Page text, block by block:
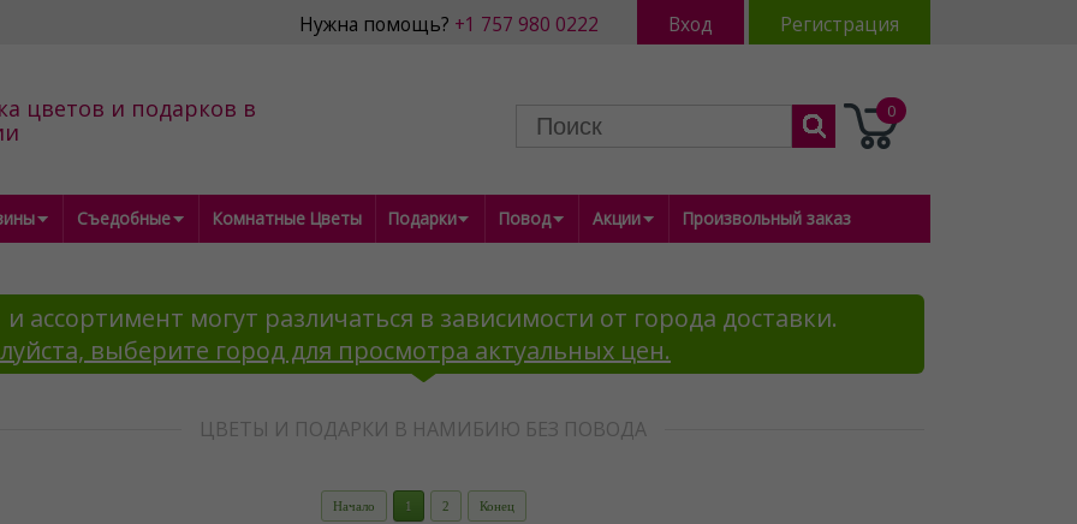
Нужна помощь? +1 757 980 0222 Вход Регистрация
цветов и подарков в
0
Съедобные Комнатные Цветы Подарки Повод Акции Произвольный заказ
ассортимент могут различаться в зависимости от города доставки.
выберите город для просмотра актуальных цен.
ЦВЕТЫ И ПОДАРКИ В НАМИБИЮ БЕЗ ПОВОДА
Начало 1 2 Конец